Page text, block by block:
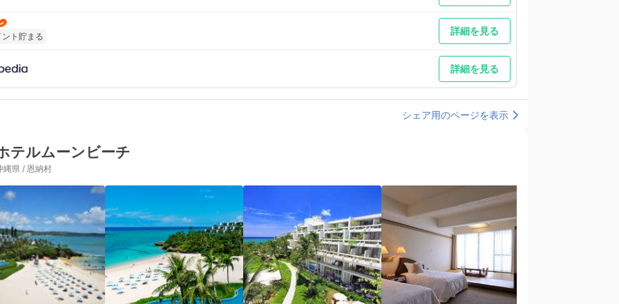
ント貯まる 詳細を見る
詳細を見る
シェア用のページを表示
テルムーンビーチ
縄県 / 恩納村